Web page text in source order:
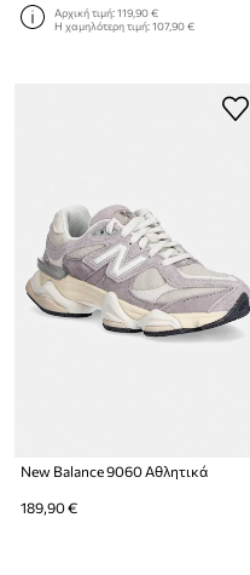
Αρχική τιμή:119,90 €
Η χαμηλότερη τιμή:107,90 €
New Balance 9060 Αθλητικά
189,90 €